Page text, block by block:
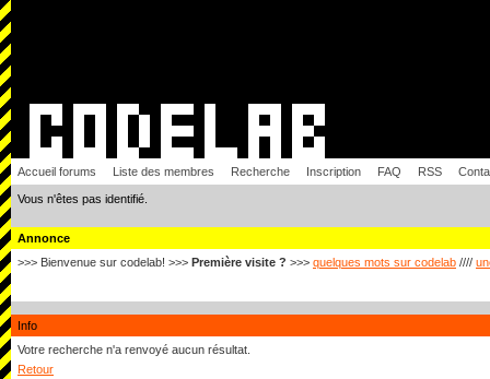
Accueil forums Liste des membres Recherche Inscription FAQ RSS
Vous n'êtes pas identifié.
Annonce
>>> Bienvenue sur codelab! >>> Première visite ? >>> quelques mots sur codelab ////
Info
Votre recherche n'a renvoyé aucun résultat.
Retour